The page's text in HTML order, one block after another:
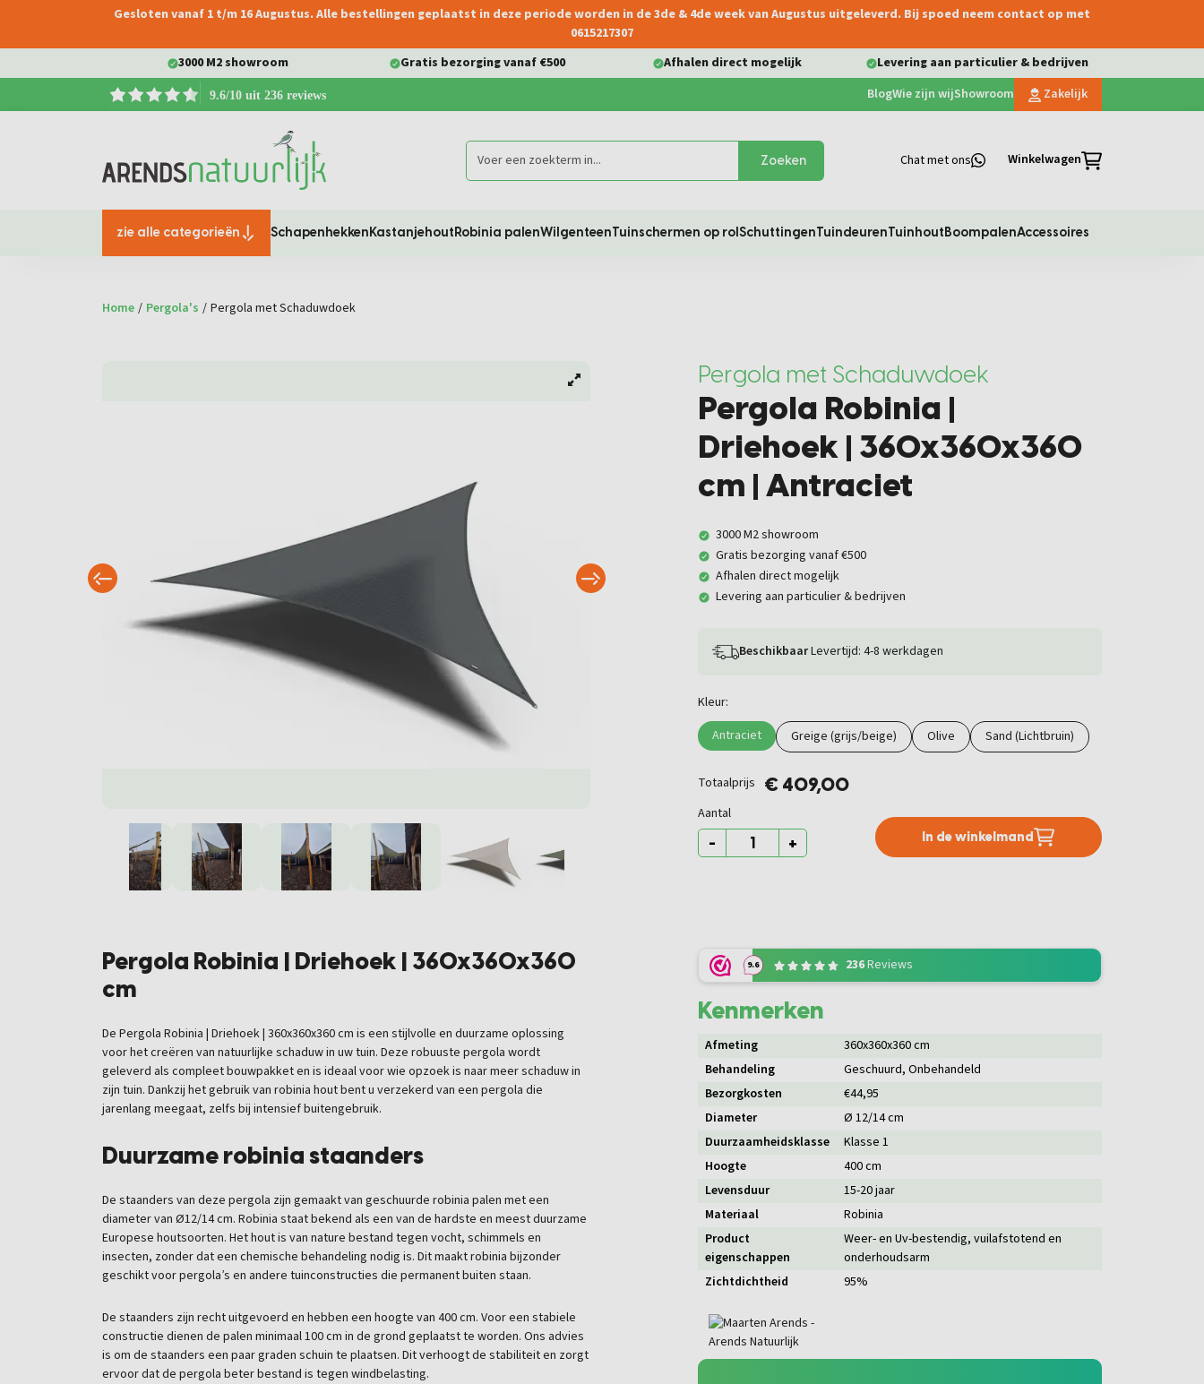
Ga naar de hoofdnavigatie
Gesloten vanaf 1 t/m 16 Augustus. Alle bestellingen geplaatst in deze periode worden in de 3de & 4de week van Augustus uitgeleverd. Bij spoed neem contact op met
0615217307
3000 M2 showroom
Gratis bezorging vanaf €500 Afhalen direct mogelijk Levering aan particulier & bedrijven
9.6/10 uit 236 reviews BlogWie zijn wijShowroom Zakelijk
Chat met ons Winkelwagen
Zoeken
zie alle categorieën SchapenhekkenKastanjehoutRobinia palenWilgenteenTuinschermen op rol SchuttingenTuindeurenTuinhoutBoompalenAccessoires
Home / Pergola's / Pergola met Schaduwdoek
Pergola met Schaduwdoek
Pergola Robinia |
Driehoek | 360x360x360
cm | Antraciet
3000 M2 showroom
Gratis bezorging vanaf €500
Afhalen direct mogelijk
Levering aan particulier & bedrijven
BeschikbaarLevertijd: 4-8 werkdagen
Kleur:
Antraciet
Greige (grijs/beige) Olive Sand (Lichtbruin)
Totaalprijs € 409,00
Aantal
- + In de winkelmand
Pergola Robinia | Driehoek | 360x360x360
cm
De Pergola Robinia | Driehoek | 360x360x360 cm is een stijlvolle en duurzame oplossing
voor het creëren van natuurlijke schaduw in uw tuin. Deze robuuste pergola wordt
geleverd als compleet bouwpakket en is ideaal voor wie opzoek is naar meer schaduw in
zijn tuin. Dankzij het gebruik van robinia hout bent u verzekerd van een pergola die
jarenlang meegaat, zelfs bij intensief buitengebruik.
Duurzame robinia staanders
De staanders van deze pergola zijn gemaakt van geschuurde robinia palen met een
diameter van Ø12/14 cm. Robinia staat bekend als een van de hardste en meest duurzame
Europese houtsoorten. Het hout is van nature bestand tegen vocht, schimmels en
insecten, zonder dat een chemische behandeling nodig is. Dit maakt robinia bijzonder
geschikt voor pergola’s en andere tuinconstructies die permanent buiten staan.
De staanders zijn recht uitgevoerd en hebben een hoogte van 400 cm. Voor een stabiele
constructie dienen de palen minimaal 100 cm in de grond geplaatst te worden. Ons advies
is om de staanders een paar graden schuin te plaatsen. Dit verhoogt de stabiliteit en zorgt
ervoor dat de pergola beter bestand is tegen windbelasting.
9.6 236Reviews
Kenmerken
Afmeting
360x360x360 cm
Behandeling
Geschuurd, Onbehandeld
Bezorgkosten
€44,95
Diameter
Ø 12/14 cm
Duurzaamheidsklasse
Klasse 1
Hoogte
400 cm
Levensduur
15-20 jaar
Materiaal
Robinia
Product
eigenschappen
Weer- en Uv-bestendig, vuilafstotend en
onderhoudsarm
Zichtdichtheid
95%